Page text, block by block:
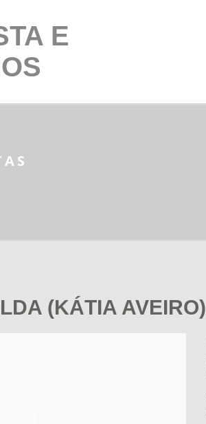
(KÁTIA AVEIRO)